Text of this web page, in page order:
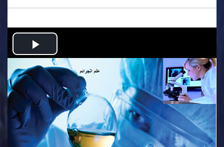
Play
Video